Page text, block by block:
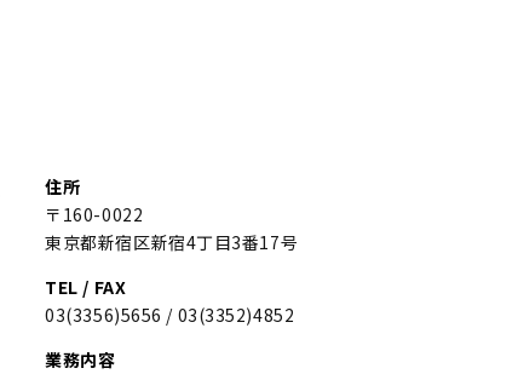
住所
〒160-0022
東京都新宿区新宿4丁目3番17号
TEL / FAX
03(3356)5656 / 03(3352)4852
業務内容